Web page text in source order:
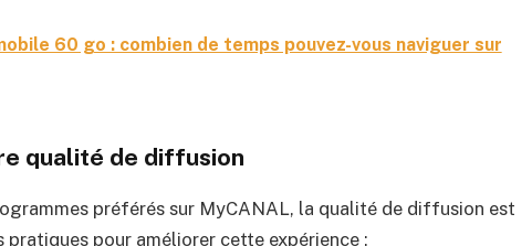
60 go : combien de temps pouvez-vous naviguer sur
qualité de diffusion
préférés sur MyCANAL, la qualité de diffusion est
pour améliorer cette expérience :